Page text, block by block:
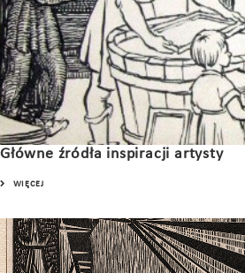
Główne źródła inspiracji artysty
WIĘCEJ